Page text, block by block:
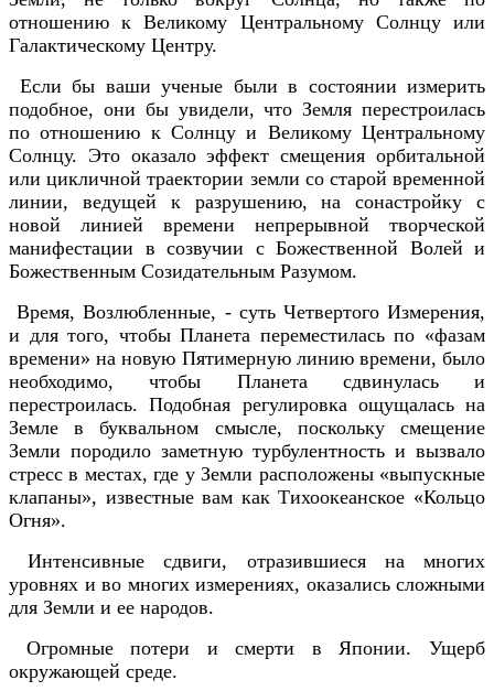
отношению к Великому Центральному Солнцу или
Галактическому Центру.
Если бы ваши ученые были в состоянии измерить
подобное, они бы увидели, что Земля перестроилась
по отношению к Солнцу и Великому Центральному
Солнцу. Это оказало эффект смещения орбитальной
или цикличной траектории земли со старой временной
линии, ведущей к разрушению, на сонастройку с
новой линией времени непрерывной творческой
манифестации в созвучии с Божественной Волей и
Божественным Созидательным Разумом.
Время, Возлюбленные, - суть Четвертого Измерения,
и для того, чтобы Планета переместилась по «фазам
времени» на новую Пятимерную линию времени, было
необходимо, чтобы Планета сдвинулась и
перестроилась. Подобная регулировка ощущалась на
Земле в буквальном смысле, поскольку смещение
Земли породило заметную турбулентность и вызвало
стресс в местах, где у Земли расположены «выпускные
клапаны», известные вам как Тихоокеанское «Кольцо
Огня».
Интенсивные сдвиги, отразившиеся на многих
уровнях и во многих измерениях, оказались сложными
для Земли и ее народов.
Огромные потери и смерти в Японии. Ущерб
окружающей среде.